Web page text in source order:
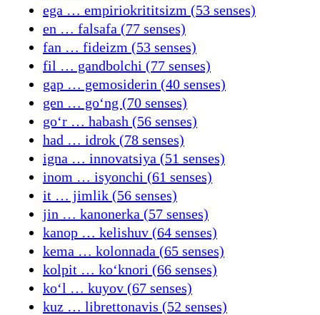
ega … empiriokrititsizm (53 senses)
en … falsafa (77 senses)
fan … fideizm (53 senses)
fil … gandbolchi (77 senses)
gap … gemosiderin (40 senses)
gen … goʻng (70 senses)
goʻr … habash (56 senses)
had … idrok (78 senses)
igna … innovatsiya (51 senses)
inom … isyonchi (61 senses)
it … jimlik (56 senses)
jin … kanonerka (57 senses)
kanop … kelishuv (64 senses)
kema … kolonnada (65 senses)
kolpit … koʻknori (66 senses)
koʻl … kuyov (67 senses)
kuz … librettonavis (52 senses)